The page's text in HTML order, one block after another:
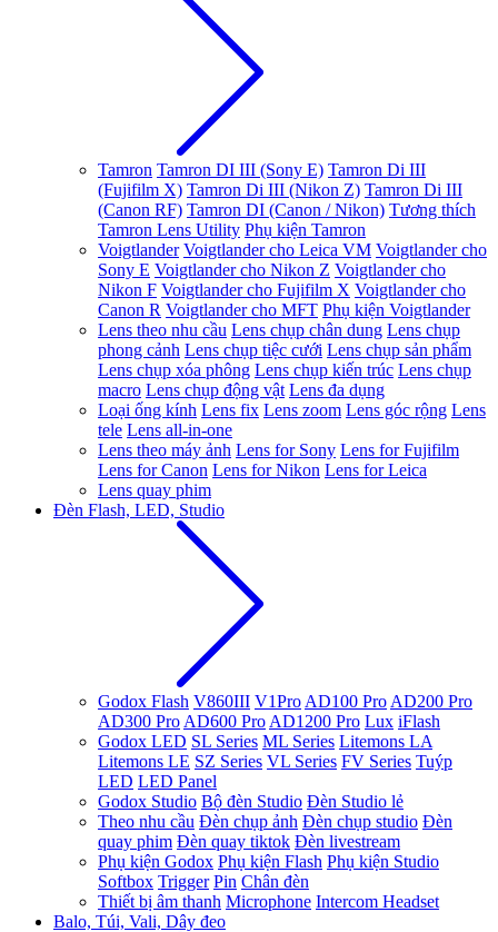
Tamron Tamron DI III (Sony E) Tamron Di III
(Fujifilm X) Tamron Di III (Nikon Z) Tamron Di III
(Canon RF) Tamron DI (Canon / Nikon) Tương thích
Tamron Lens Utility Phụ kiện Tamron
Voigtlander Voigtlander cho Leica VM Voigtlander cho
Sony E Voigtlander cho Nikon Z Voigtlander cho
Nikon F Voigtlander cho Fujifilm X Voigtlander cho
Canon R Voigtlander cho MFT Phụ kiện Voigtlander
Lens theo nhu cầu Lens chụp chân dung Lens chụp
phong cảnh Lens chụp tiệc cưới Lens chụp sản phẩm
Lens chụp xóa phông Lens chụp kiến trúc Lens chụp
macro Lens chụp động vật Lens đa dụng
Loại ống kính Lens fix Lens zoom Lens góc rộng Lens
tele Lens all-in-one
Lens theo máy ảnh Lens for Sony Lens for Fujifilm
Lens for Canon Lens for Nikon Lens for Leica
Lens quay phim
Đèn Flash, LED, Studio
Godox Flash V860III V1Pro AD100 Pro AD200 Pro
AD300 Pro AD600 Pro AD1200 Pro Lux iFlash
Godox LED SL Series ML Series Litemons LA
Litemons LE SZ Series VL Series FV Series Tuýp
LED LED Panel
Godox Studio Bộ đèn Studio Đèn Studio lẻ
Theo nhu cầu Đèn chụp ảnh Đèn chụp studio Đèn
quay phim Đèn quay tiktok Đèn livestream
Phụ kiện Godox Phụ kiện Flash Phụ kiện Studio
Softbox Trigger Pin Chân đèn
Thiết bị âm thanh Microphone Intercom Headset
Balo, Túi, Vali, Dây đeo